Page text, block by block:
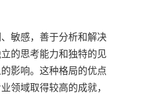
敏感，善于分析和解决
的思考能力和独特的见
影响。这种格局的优点
领域取得较高的成就，